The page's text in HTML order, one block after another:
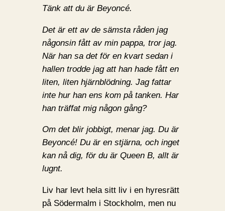
Tänk att du är Beyoncé.
Det är ett av de sämsta råden jag
någonsin fått av min pappa, tror jag.
När han sa det för en kvart sedan i
hallen trodde jag att han hade fått en
liten, liten hjärnblödning. Jag fattar
inte hur han ens kom på tanken. Har
han träffat mig någon gång?
Om det blir jobbigt, menar jag. Du är
Beyoncé! Du är en stjärna, och inget
kan nå dig, för du är Queen B, allt är
lugnt.
Liv har levt hela sitt liv i en hyresrätt
på Södermalm i Stockholm, men nu